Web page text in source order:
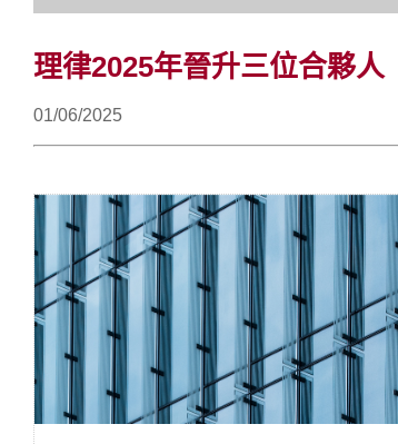
理律2025年晉升三位合夥人
01/06/2025